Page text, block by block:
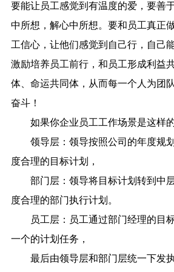
要能让员工感觉到有温度的爱，要善
中所想，解心中所想。要和员工真正
工信心，让他们感觉到自己行，自己
激励培养员工前行，和员工形成利益
体、命运共同体，从而每一个人为团
奋斗！
如果你企业员工工作场景是这样的
领导层：领导按照公司的年度规
度合理的目标计划，
部门层：领导将目标计划转到中
度合理的部门执行计划。
员工层：员工通过部门经理的目
一个的计划任务，
最后由领导层和部门层统一下发